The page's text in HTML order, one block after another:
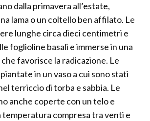
dalla primavera all’estate,
lama o un coltello ben affilato. Le
lunghe circa dieci centimetri e
foglioline basali e immerse in una
favorisce la radicazione. Le
in un vaso a cui sono stati
terriccio di torba e sabbia. Le
anche coperte con un telo e
temperatura compresa tra venti e